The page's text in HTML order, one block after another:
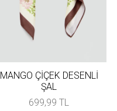
MANGO ÇİÇEK DESENLİ
ŞAL
699,99 TL